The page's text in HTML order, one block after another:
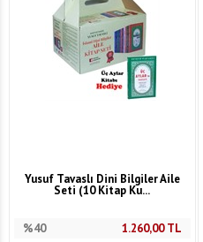
Yusuf Tavaslı Dini Bilgiler Aile
Seti (10 Kitap Ku...
%40 1.260,00TL